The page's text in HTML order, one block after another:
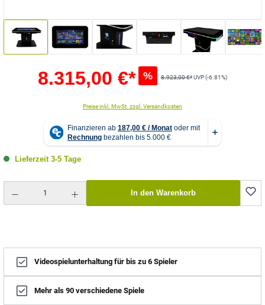
8.315,00 €* % 8.923,00 €*UVP (-6.81%)
Preise inkl. MwSt. zzgl. Versandkosten
Lieferzeit 3-5 Tage
In den Warenkorb
Videospielunterhaltung für bis zu 6 Spieler
Mehr als 90 verschiedene Spiele